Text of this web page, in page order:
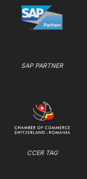
SAP PARTNER
CCER TAG